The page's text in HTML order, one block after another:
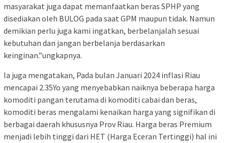
masyarakat juga dapat memanfaatkan beras SPHP yang
disediakan oleh BULOG pada saat GPM maupun tidak. Namun
demikian perlu juga kami ingatkan, berbelanjalah sesuai
kebutuhan dan jangan berbelanja berdasarkan
keinginan.”ungkapnya.
Ia juga mengatakan, Pada bulan Januari 2024 inflasi Riau
mencapai 2.35Yo yang menyebabkan naiknya beberapa harga
komoditi pangan terutama di komoditi cabai dan beras,
komoditi beras mengalami kenaikan harga yang signifikan di
berbagai daerah khususnya Prov Riau. Harga beras Premium
menjadi lebih tinggi dari HET (Harga Eceran Tertinggi) hal ini